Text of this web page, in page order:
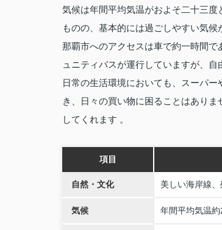
気候は年間平均気温がおよそ二十三
ものの、基本的には過ごしやすい気候
那覇市へのアクセスは車で約一時間で
ュニティバスが運行していますが、
日常の生活環境においても、スーパ
き、日々の買い物に困ることはあり
してくれます 。
項目
自然・文化 美しい海岸線
気候 年間平均気温